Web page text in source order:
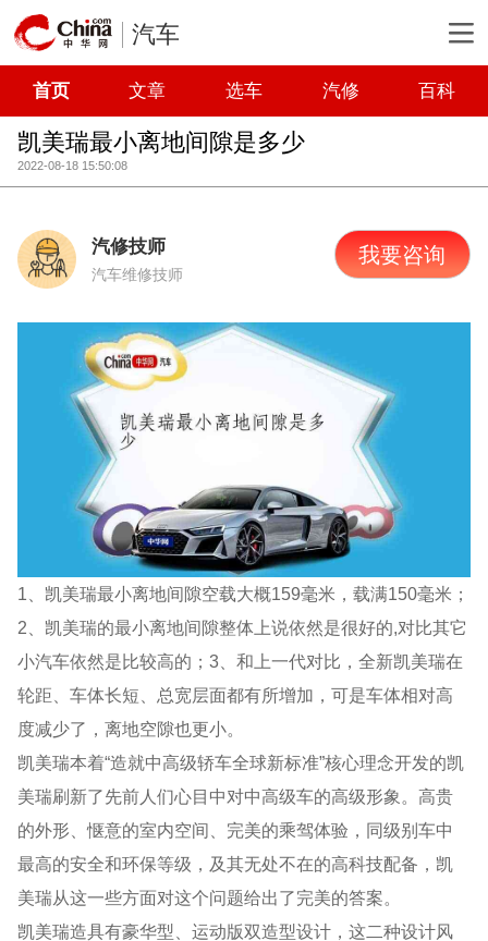
汽车
首页 文章 选车 汽修 百科
凯美瑞最小离地间隙是多少
2022-08-18 15:50:08
汽修技师
汽车维修技师
我要咨询
1、凯美瑞最小离地间隙空载大概159毫米，载满150毫米；
2、凯美瑞的最小离地间隙整体上说依然是很好的,对比其它
小汽车依然是比较高的；3、和上一代对比，全新凯美瑞在
轮距、车体长短、总宽层面都有所增加，可是车体相对高
度减少了，离地空隙也更小。
凯美瑞本着“造就中高级轿车全球新标准”核心理念开发的凯
美瑞刷新了先前人们心目中对中高级车的高级形象。高贵
的外形、惬意的室内空间、完美的乘驾体验，同级别车中
最高的安全和环保等级，及其无处不在的高科技配备，凯
美瑞从这一些方面对这个问题给出了完美的答案。
凯美瑞造具有豪华型、运动版双造型设计，这二种设计风